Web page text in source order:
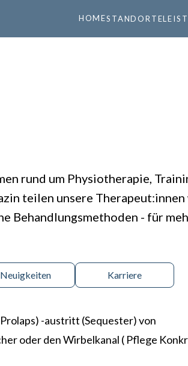
HOMESTANDORTE
rund um Physiotherapie,
teilen unsere
Behandlungsmethoden - für
Neuigkeiten Karriere
-austritt (Sequester) von
oder den Wirbelkanal ( Pflege
Diskusprolaps, Nucleus